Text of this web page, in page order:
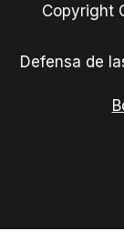
Copyright
Defensa de